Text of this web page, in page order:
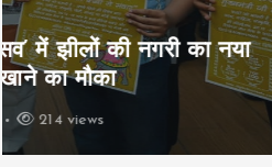
खेल Udaipur
पिम्स मेवाड़ कप 2026:
रियल स्टेट्स ने मुकाबले जीते
February 19, 2026